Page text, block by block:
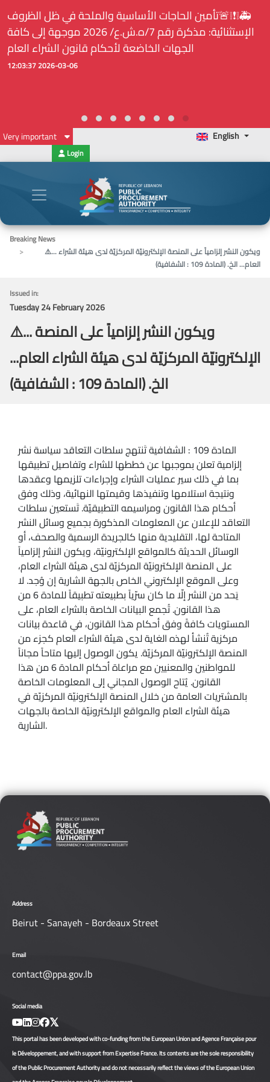
🚑❕❗❕🚨تأمين الحاجات الأساسية والملحة في ظل الظروف
الإستثنائية: مذكرة رقم 7/ه.ش.ع/ 2026 موجهة إلى كافة
الجهات الخاضعة لأحكام قانون الشراء العام
2026-03-06 12:03:37
Very important English
Login
Breaking News
⚠️... ويكون النشر إلزامياً على المنصة الإلكترونيّة المركزيّة لدى هيئة الشراء
العام... الخ. (المادة 109 : الشفافية)
Issued in:
Tuesday 24 February 2026
⚠️... ويكون النشر إلزامياً على المنصة
الإلكترونيّة المركزيّة لدى هيئة الشراء العام...
الخ. (المادة 109 : الشفافية)
المادة 109 : الشفافية تَنتهج سلطات التعاقد سياسة نشر
إلزامية تعلن بموجبها عن خططها للشراء وتفاصيل تطبيقها
بما في ذلك سير عمليات الشراء وإجراءات تلزيمها وعقدها
ونتيجة استلامها وتنفيذها وقيمتها النهائية، وذلك وفق
أحكام هذا القانون ومراسيمه التطبيقيّة. تَستعين سلطات
التعاقد للإعلان عن المعلومات المذكورة بجميع وسائل النشر
المتاحة لها، التقليدية منها كالجريدة الرسمية والصحف، أو
الوسائل الحديثة كالمواقع الإلكترونيّة، ويكون النشر إلزامياً
على المنصة الإلكترونيّة المركزيّة لدى هيئة الشراء العام،
وعلى الموقع الإلكتروني الخاص بالجهة الشارية إن وُجد. لا
يَحد من النشر إلّا ما كان سرّياً بطبيعته تطبيقاً للمادة 6 من
هذا القانون. تُجمع البيانات الخاصة بالشراء العام، على
المستويات كافةً وفق أحكام هذا القانون، في قاعدة بيانات
مركزية تُنشأ لهذه الغاية لدى هيئة الشراء العام كجزء من
المنصة الإلكترونيّة المركزيّة. يكون الوصول إليها متاحاً مجاناً
للمواطنين والمعنيين مع مراعاة أحكام المادة 6 من هذا
القانون. يُتاح الوصول المجاني إلى المعلومات الخاصة
بالمشتريات العامة من خلال المنصة الإلكترونيّة المركزيّة في
هيئة الشراء العام والمواقع الإلكترونيّة الخاصة بالجهات
الشارية.
Address
Beirut - Sanayeh - Bordeaux Street
Email
contact@ppa.gov.lb
Social media
This portal has been developed with co-funding from the European Union and Agence Française pour
le Développement, and with support from Expertise France. Its contents are the sole responsibility
of the Public Procurement Authority and do not necessarily reflect the views of the European Union